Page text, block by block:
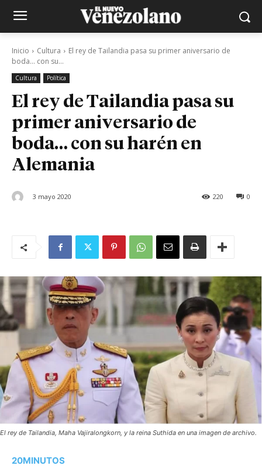
Inicio Cultura
El rey de Tailandia pasa su primer aniversario de
boda... con su...
Cultura Política
El rey de Tailandia pasa su
primer aniversario de
boda… con su harén en
Alemania
3 mayo 2020 0
220
El rey de Tailandia, Maha Vajiralongkorn, y la reina Suthida en una imagen de archivo.
20MINUTOS